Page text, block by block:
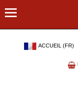
ACCUEIL (FR)